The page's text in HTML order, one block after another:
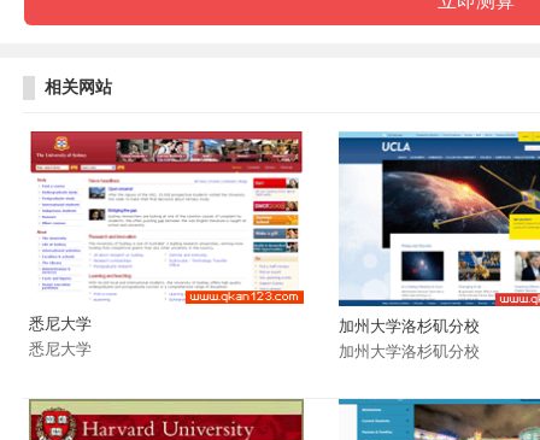
相关网站
悉尼大学
悉尼大学
加州大学洛杉矶分校
加州大学洛杉矶分校